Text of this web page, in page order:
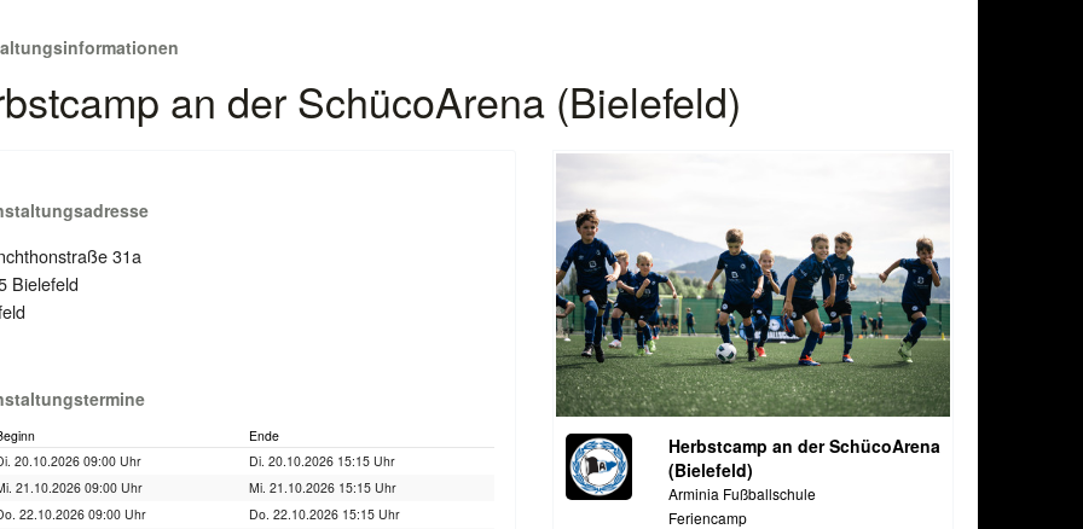
an der SchücoArena (Bielefeld)
31a
Bielefeld
Ende
20.10.2026 09:00 Uhr
Di. 20.10.2026 15:15 Uhr
21.10.2026 09:00 Uhr
Mi. 21.10.2026 15:15 Uhr
22.10.2026 09:00 Uhr
Do. 22.10.2026 15:15 Uhr
Herbstcamp an der SchücoArena
(Bielefeld)
Arminia Fußballschule
Feriencamp